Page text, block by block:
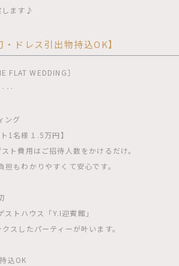
します♪
ドレス引出物持込OK】
FLAT WEDDING］
‥‥
ング
1名様１.5万円】
ト費用はご招待人数をかけるだけ。
もわかりやすくて安心です。
トハウス「Y.I迎賓館」
スしたパーティーが叶います。
込OK